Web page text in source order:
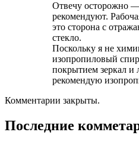
Отвечу осторожно
рекомендуют.
это сторона с
стекло.
Поскольку я не
изопропиловый
покрытием зеркал и
рекомендую
Комментарии закрыты.
Последние